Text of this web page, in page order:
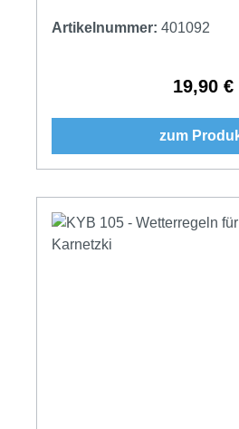
Artikelnummer: 401092
19,90 €
zum